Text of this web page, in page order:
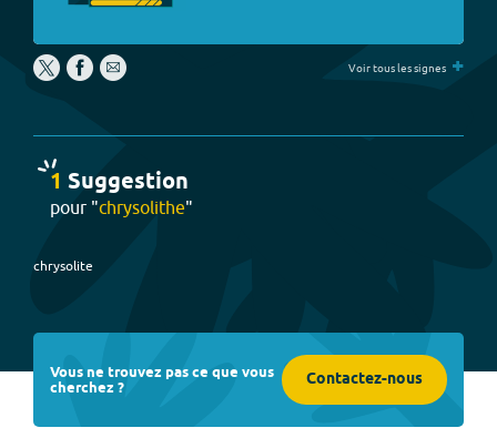
Voir tous les signes +
1 Suggestion
pour "chrysolithe"
chrysolite
Vous ne trouvez pas ce que vous
cherchez ? Contactez-nous